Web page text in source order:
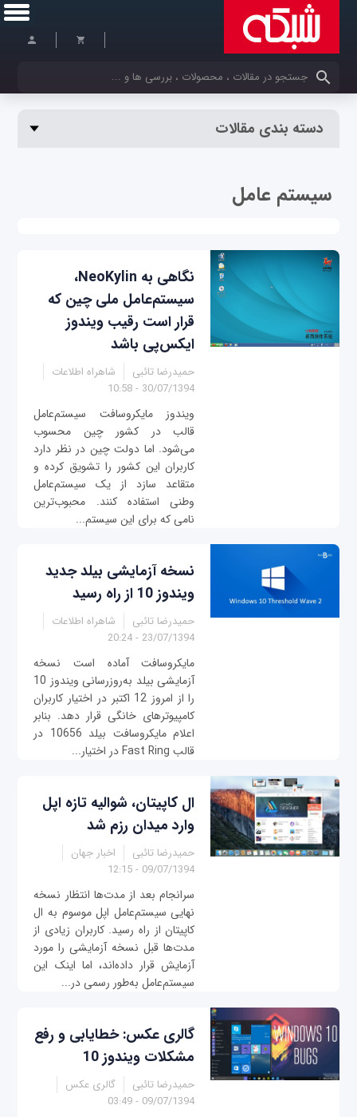
کلمات کلیدی خود را وارد کنید
دسته بندی مقالات
سیستم عامل
نگاهی به NeoKylin،
سیستم‌عامل ملی چین که
قرار است رقیب ویندوز
ایکس‌پی باشد
حمیدرضا تائبی
شاهراه اطلاعات
30/07/1394 - 10:58
ویندوز مایکروسافت سیستم‌عامل
قالب در کشور چین محسوب
می‌شود. اما دولت چین در نظر دارد
کاربران این کشور را تشویق کرده و
متقاعد سازد از یک سیستم‌عامل
وطنی استفاده کنند. محبوب‌ترین
نامی که برای این سیستم...
نسخه آزمایشی بیلد جدید
ویندوز 10 از راه رسید
حمیدرضا تائبی
شاهراه اطلاعات
23/07/1394 - 20:24
مایکروسافت آماده است نسخه
آزمایشی بیلد به‌روزرسانی ویندوز 10
را از امروز 12 اکتبر در اختیار کاربران
کامپیوترهای خانگی قرار دهد. بنابر
اعلام مایکروسافت بیلد 10656 در
قالب Fast Ring در اختیار...
ال کاپیتان، شوالیه تازه اپل
وارد میدان رزم شد
حمیدرضا تائبی
اخبار جهان
09/07/1394 - 12:15
سرانجام بعد از مدت‌ها انتظار نسخه
نهایی سیستم‌عامل اپل موسوم به ال
کاپیتان از راه رسید. کاربران زیادی از
مدت‌ها قبل نسخه آزمایشی را مورد
آزمایش قرار داده‌اند، اما اینک این
سیستم‌عامل به‌طور رسمی در...
گالری عکس: خطایابی و رفع
مشکلات ویندوز 10
حمیدرضا تائبی
گالری عکس
09/07/1394 - 03:49